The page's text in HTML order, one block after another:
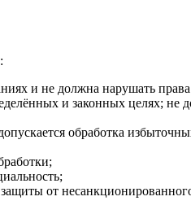
и не должна нарушать
и законных целях; не
обработка
от